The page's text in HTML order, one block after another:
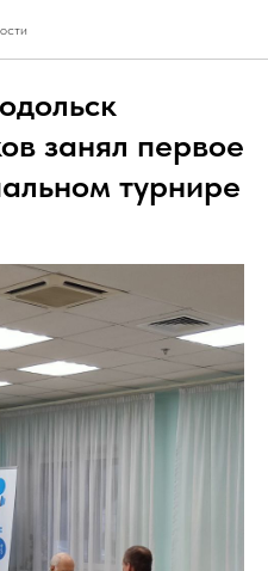
занял первое
турнире